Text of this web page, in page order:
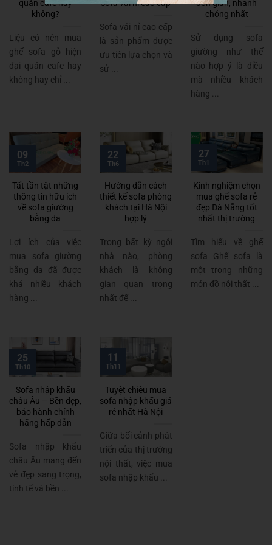
quán cafe hay
không?
Liệu có nên mua
ghế sofa gỗ hiện
đại quán cafe hay
không hay chỉ ...
sofa vải nỉ cao cấp
Sofa vải nỉ cao cấp
là sản phẩm được
ưu tiên lựa chọn và
sử ...
đơn giản, nhanh
chóng nhất
Sử dụng sofa
giường như thế
nào hợp ý là điều
mà nhiều khách
hàng ...
Tất tần tật những
thông tin hữu ích
về sofa giường
bằng da
Lợi ích của việc
mua sofa giường
bằng da đã được
khá nhiều khách
hàng ...
09
Th2
Hướng dẫn cách
thiết kế sofa phòng
khách tại Hà Nội
hợp lý
Trong bất kỳ ngôi
nhà nào, phòng
khách là không
gian quan trọng
nhất để ...
22
Th6
Kinh nghiệm chọn
mua ghế sofa rẻ
đẹp Đà Nẵng tốt
nhất thị trường
Tìm hiểu về ghế
sofa Ghế sofa là
một trong những
món đồ nội thất ...
27
Th1
Sofa nhập khẩu
châu Âu – Bền đẹp,
bảo hành chính
hãng hấp dẫn
Sofa nhập khẩu
châu Âu mang đến
vẻ đẹp sang trọng,
tinh tế và bền ...
25
Th10
Tuyệt chiêu mua
sofa nhập khẩu giá
rẻ nhất Hà Nội
Giữa bối cảnh phát
triển của thị trường
nội thất, việc mua
sofa nhập khẩu ...
11
Th11